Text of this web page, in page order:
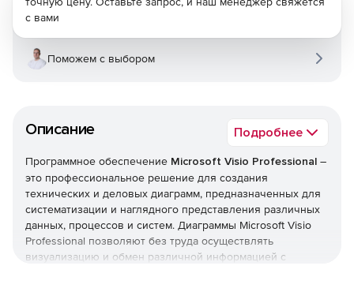
Описание Подробнее
Программное обеспечение Microsoft Visio Professional –
это профессиональное решение для создания
технических и деловых диаграмм, предназначенных для
систематизации и наглядного представления различных
данных, процессов и систем. Диаграммы Microsoft Visio
Professional позволяют без труда осуществлять
визуализацию и обмен различной информацией с
с вами
Поможем с выбором